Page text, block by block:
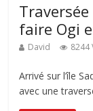
faire Ogi
David 8244
Arrivé sur l’île
avec une